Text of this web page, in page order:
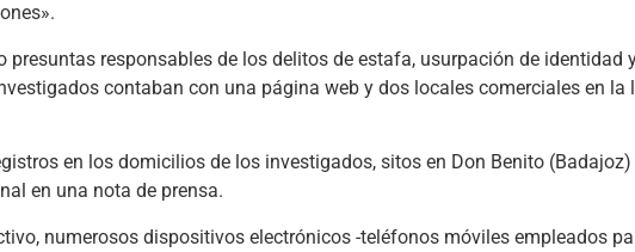
responsables de los delitos de estafa, usurpación de identidad
contaban con una página web y dos locales comerciales en la
en los domicilios de los investigados, sitos en Don Benito (Badajoz)
en una nota de prensa.
numerosos dispositivos electrónicos -teléfonos móviles empleados